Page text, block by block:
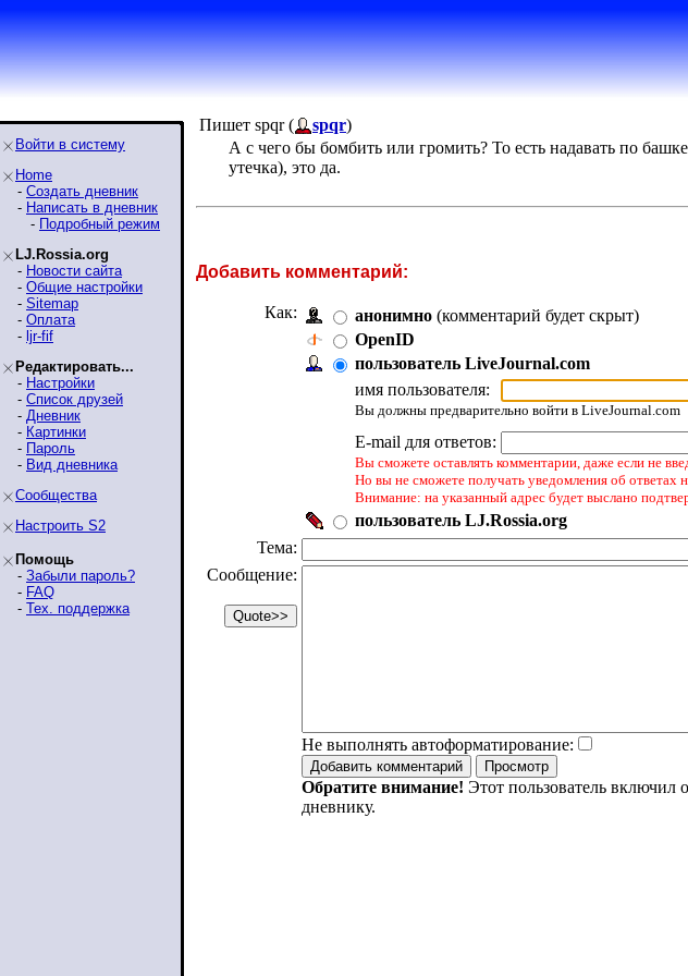
Войти в систему
Home
- Создать дневник
- Написать в дневник
- Подробный режим
LJ.Rossia.org
- Новости сайта
- Общие настройки
- Sitemap
- Оплата
- ljr-fif
Редактировать...
- Настройки
- Список друзей
- Дневник
- Картинки
- Пароль
- Вид дневника
Сообщества
Настроить S2
Помощь
- Забыли пароль?
- FAQ
- Тех. поддержка
Пишет spqr ( spqr)
А с чего бы бомбить или громить? То есть надавать по
утечка), это да.
Добавить комментарий:
Как: анонимно (комментарий будет скрыт)
OpenID
пользователь LiveJournal.com
имя пользователя:
Вы должны предварительно войти в LiveJournal.com
E-mail для ответов:
Вы сможете оставлять комментарии, даже если не
Но вы не сможете получать уведомления об ответах
Внимание: на указанный адрес будет выслано
пользователь LJ.Rossia.org
Тема:
Сообщение:
Не выполнять автоформатирование:
Обратите внимание! Этот пользователь
дневнику.